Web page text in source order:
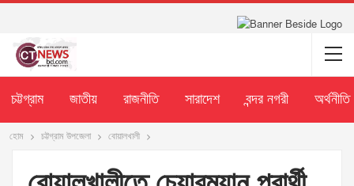
চট্টগ্রাম জাতীয় রাজনীতি সারাদেশ বন্দর নগরী অর্থনীতি
হোম চট্টগ্রাম উপজেলা বোয়ালখালী